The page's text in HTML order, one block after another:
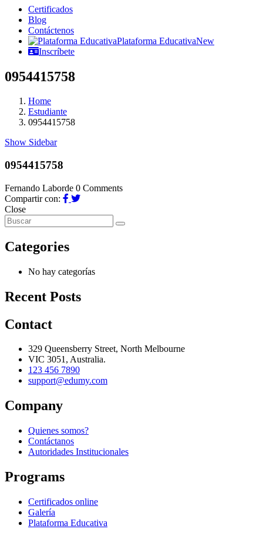
Certificados
Blog
Contáctenos
Plataforma EducativaNew
Inscríbete
0954415758
Home
Estudiante
0954415758
Show Sidebar
0954415758
Fernando Laborde 0 Comments
Compartir con:
Close
Categories
No hay categorías
Recent Posts
Contact
329 Queensberry Street, North Melbourne
VIC 3051, Australia.
123 456 7890
support@edumy.com
Company
Quienes somos?
Contáctanos
Autoridades Institucionales
Programs
Certificados online
Galería
Plataforma Educativa